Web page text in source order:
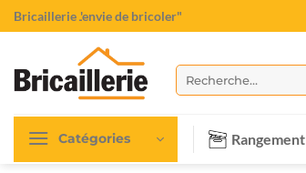
Passer
au
Bricaillerie "L'envie de bricoler"
Recherche
pour :
Catégories Rangement